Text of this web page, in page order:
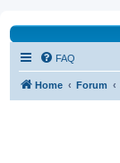
FAQ
Home Forum